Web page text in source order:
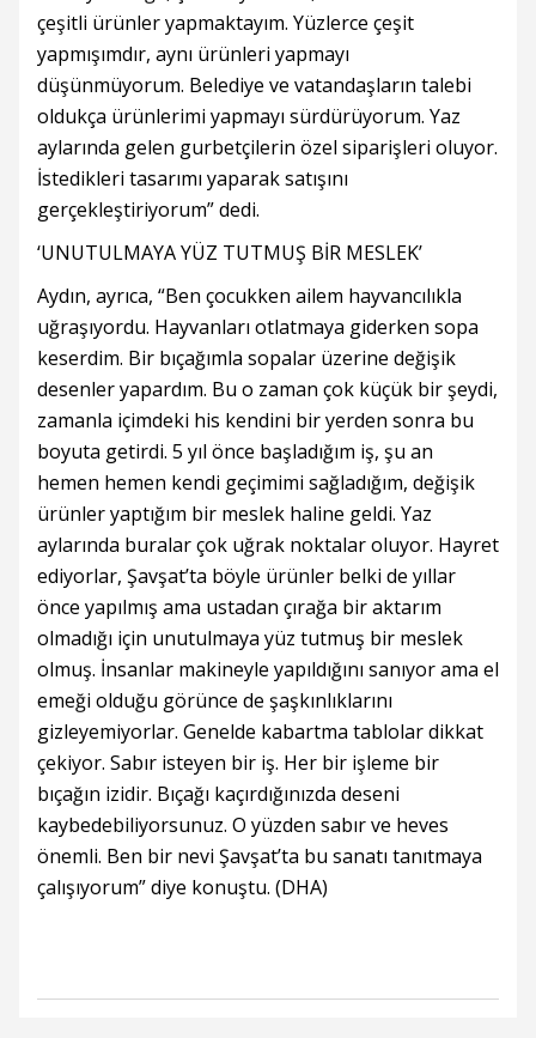
çeşitli ürünler yapmaktayım. Yüzlerce çeşit
yapmışımdır, aynı ürünleri yapmayı
düşünmüyorum. Belediye ve vatandaşların talebi
oldukça ürünlerimi yapmayı sürdürüyorum. Yaz
aylarında gelen gurbetçilerin özel siparişleri oluyor.
İstedikleri tasarımı yaparak satışını
gerçekleştiriyorum” dedi.
‘UNUTULMAYA YÜZ TUTMUŞ BİR MESLEK’
Aydın, ayrıca, “Ben çocukken ailem hayvancılıkla
uğraşıyordu. Hayvanları otlatmaya giderken sopa
keserdim. Bir bıçağımla sopalar üzerine değişik
desenler yapardım. Bu o zaman çok küçük bir şeydi,
zamanla içimdeki his kendini bir yerden sonra bu
boyuta getirdi. 5 yıl önce başladığım iş, şu an
hemen hemen kendi geçimimi sağladığım, değişik
ürünler yaptığım bir meslek haline geldi. Yaz
aylarında buralar çok uğrak noktalar oluyor. Hayret
ediyorlar, Şavşat’ta böyle ürünler belki de yıllar
önce yapılmış ama ustadan çırağa bir aktarım
olmadığı için unutulmaya yüz tutmuş bir meslek
olmuş. İnsanlar makineyle yapıldığını sanıyor ama el
emeği olduğu görünce de şaşkınlıklarını
gizleyemiyorlar. Genelde kabartma tablolar dikkat
çekiyor. Sabır isteyen bir iş. Her bir işleme bir
bıçağın izidir. Bıçağı kaçırdığınızda deseni
kaybedebiliyorsunuz. O yüzden sabır ve heves
önemli. Ben bir nevi Şavşat’ta bu sanatı tanıtmaya
çalışıyorum” diye konuştu. (DHA)